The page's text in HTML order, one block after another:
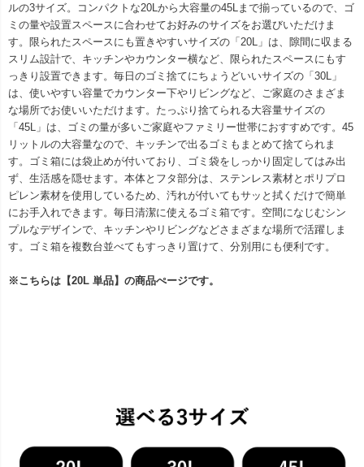
ルの3サイズ。コンパクトな20Lから大容量の45Lまで揃っているので、ゴ
ミの量や設置スペースに合わせてお好みのサイズをお選びいただけま
す。限られたスペースにも置きやすいサイズの「20L」は、隙間に収まる
スリム設計で、キッチンやカウンター横など、限られたスペースにもす
っきり設置できます。毎日のゴミ捨てにちょうどいいサイズの「30L」
は、使いやすい容量でカウンター下やリビングなど、ご家庭のさまざま
な場所でお使いいただけます。たっぷり捨てられる大容量サイズの
「45L」は、ゴミの量が多いご家庭やファミリー世帯におすすめです。45
リットルの大容量なので、キッチンで出るゴミもまとめて捨てられま
す。ゴミ箱には袋止めが付いており、ゴミ袋をしっかり固定してはみ出
ず、生活感を隠せます。本体とフタ部分は、ステンレス素材とポリプロ
ピレン素材を使用しているため、汚れが付いてもサッと拭くだけで簡単
にお手入れできます。毎日清潔に使えるゴミ箱です。空間になじむシン
プルなデザインで、キッチンやリビングなどさまざまな場所で活躍しま
す。ゴミ箱を複数台並べてもすっきり置けて、分別用にも便利です。
※こちらは【20L 単品】の商品ぺージです。